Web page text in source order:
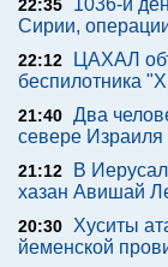
22:35
Сирии,
22:12
ЦАХАЛ
беспилотника
21:40 Два
севере Израиля
21:12
В
хазан Авишай
20:30
Хуситы
йеменской